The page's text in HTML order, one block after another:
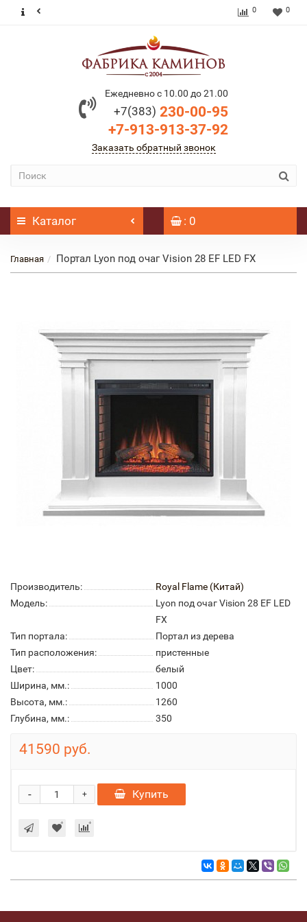
0 0
Ежедневно с 10.00 до 21.00
+7(383) 230-00-95
+7-913-913-37-92
Заказать обратный звонок
Каталог : 0
Главная Портал Lyon под очаг Vision 28 EF LED FX
Производитель:
Royal Flame (Китай)
Модель:
Lyon под очаг Vision 28 EF LED
FX
Тип портала:
Портал из дерева
Тип расположения:
пристенные
Цвет:
белый
Ширина, мм.:
1000
Высота, мм.:
1260
Глубина, мм.:
350
41590 руб.
+
- Купить